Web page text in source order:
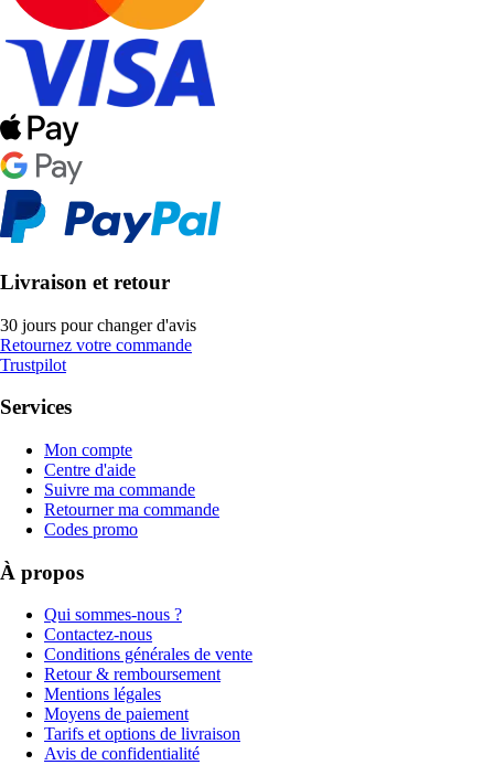
Livraison et retour
30 jours pour changer d'avis
Retournez votre commande
Trustpilot
Services
Mon compte
Centre d'aide
Suivre ma commande
Retourner ma commande
Codes promo
À propos
Qui sommes-nous ?
Contactez-nous
Conditions générales de vente
Retour & remboursement
Mentions légales
Moyens de paiement
Tarifs et options de livraison
Avis de confidentialité